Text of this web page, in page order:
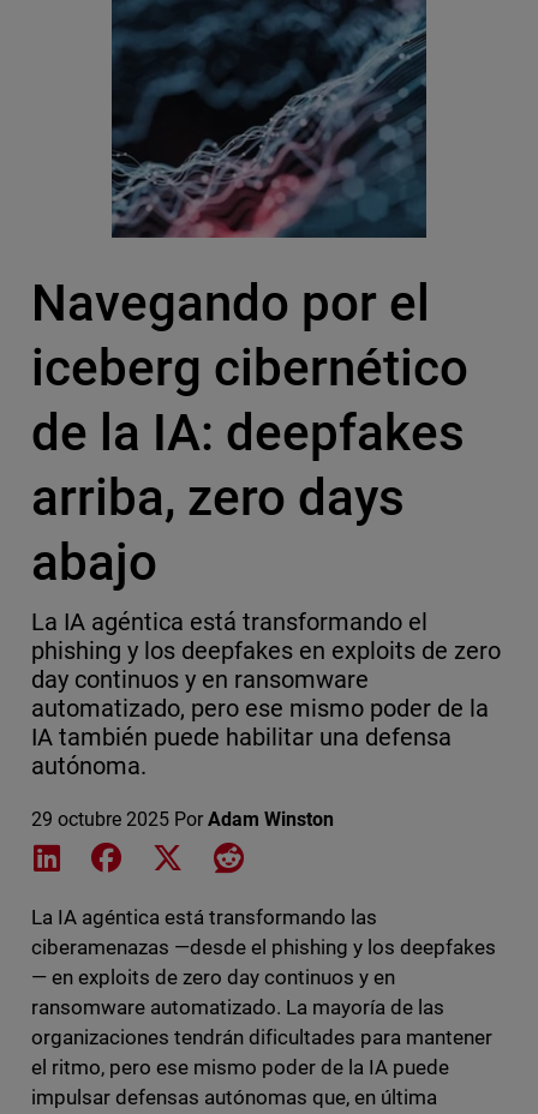
Navegando por el
iceberg cibernético
de la IA: deepfakes
arriba, zero days
abajo
La IA agéntica está transformando el
phishing y los deepfakes en exploits de zero
day continuos y en ransomware
automatizado, pero ese mismo poder de la
IA también puede habilitar una defensa
autónoma.
29 octubre 2025 Por Adam Winston
Share on LinkedIn
Share on Facebook
Share on XShare on Reddit
La IA agéntica está transformando las
ciberamenazas —desde el phishing y los deepfakes
— en exploits de zero day continuos y en
ransomware automatizado. La mayoría de las
organizaciones tendrán dificultades para mantener
el ritmo, pero ese mismo poder de la IA puede
impulsar defensas autónomas que, en última